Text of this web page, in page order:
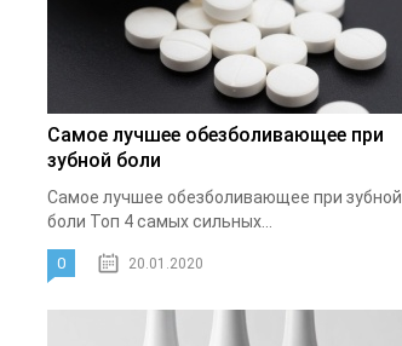
Самое лучшее обезболивающее при
зубной боли
Самое лучшее обезболивающее при зубной
боли Топ 4 самых сильных...
0 20.01.2020